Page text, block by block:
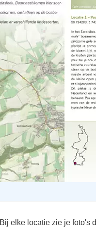
Bij elke locatie zie je foto's